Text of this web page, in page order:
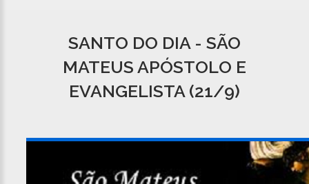
SANTO DO DIA - SÃO
MATEUS APÓSTOLO E
EVANGELISTA (21/9)